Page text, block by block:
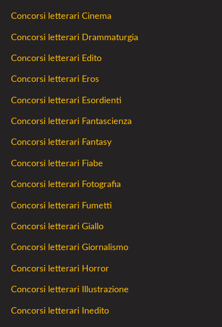
Concorsi letterari Cinema
Concorsi letterari Drammaturgia
Concorsi letterari Edito
Concorsi letterari Eros
Concorsi letterari Esordienti
Concorsi letterari Fantascienza
Concorsi letterari Fantasy
Concorsi letterari Fiabe
Concorsi letterari Fotografia
Concorsi letterari Fumetti
Concorsi letterari Giallo
Concorsi letterari Giornalismo
Concorsi letterari Horror
Concorsi letterari Illustrazione
Concorsi letterari Inedito